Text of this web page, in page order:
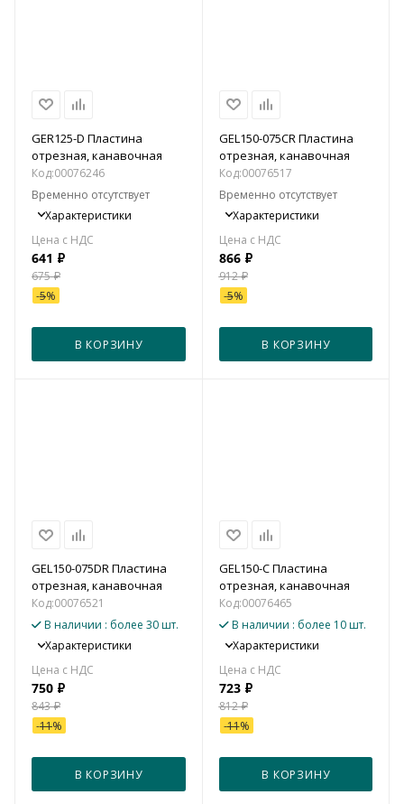
GER125-D Пластина
отрезная, канавочная
Код:00076246
Временно отсутствует
Характеристики
641 ₽
675₽
-5%
В КОРЗИНУ
GEL150-075CR Пластина
отрезная, канавочная
Код:00076517
Временно отсутствует
Характеристики
866₽
912₽
-5%
В КОРЗИНУ
GEL150-075DR Пластина
отрезная, канавочная
Код:00076521
В наличии : более 30 шт.
Характеристики
750 ₽
843₽
-11%
В КОРЗИНУ
GEL150-C Пластина
отрезная, канавочная
Код:00076465
В наличии : более 10 шт.
Характеристики
723₽
812₽
-11%
В КОРЗИНУ